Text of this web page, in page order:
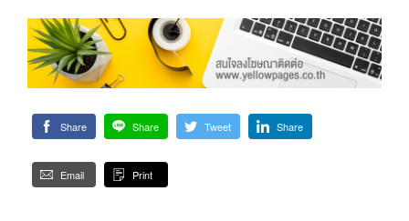
Share Share Tweet Share
Email Print